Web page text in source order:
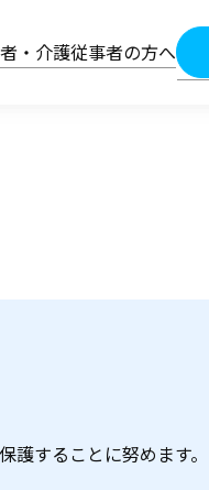
・介護従事者の方へ
することに努めます。